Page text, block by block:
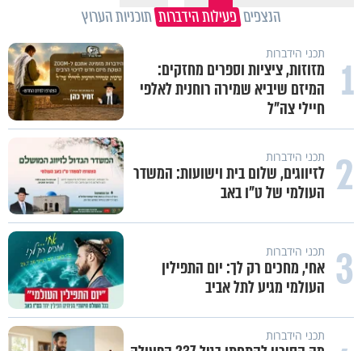
הנצפים פעילות הידברות תוכניות הערוץ
1 תכני הידברות
מזוזות, ציציות וספרים מחזקים:
המיזם שיביא שמירה רוחנית לאלפי
חיילי צה"ל
2 תכני הידברות
לזיווגים, שלום בית וישועות: המשדר
העולמי של ט"ו באב
3 תכני הידברות
אחי, מחכים רק לך: יום התפילין
העולמי מגיע לתל אביב
תכני הידברות